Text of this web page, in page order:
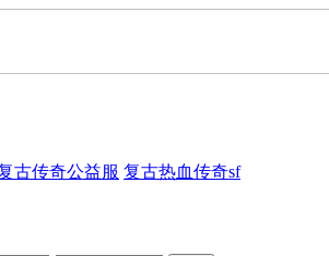
古传奇公益服 复古热血传奇sf